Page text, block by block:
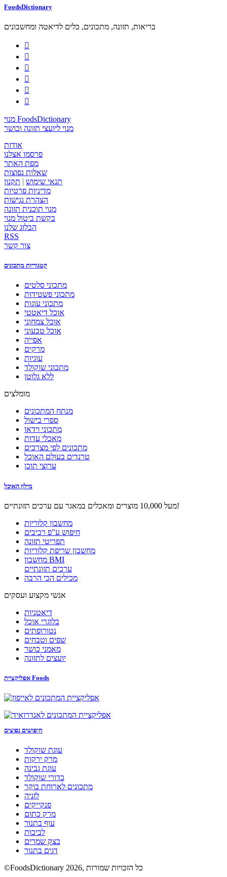
FoodsDictionary
בריאות, תזונה, מתכונים, כלים לדיאטה ומחשבונים






מנוי FoodsDictionary
מנוי ליועצי תזונה וכושר
אודות
פרסמו אצלנו
מפת האתר
שאלות נפוצות
תנאי שימוש | תקנון
מדיניות פרטיות
הצהרת נגישות
מנוי תוכנית תזונה
בקשת ביטול מנוי
הבלוג שלנו
RSS
צור קשר
קטגוריות מתכונים
מתכוני סלטים
מתכוני פשטידות
מתכוני עוגות
אוכל דיאטטי
אוכל צמחוני
אוכל טבעוני
אפייה
מרקים
עוגיות
מתכוני שוקולד
ללא גלוטן
מומלצים
מנתח המתכונים
ספרי בישול
מתכוני וידאו
מאכלי עדות
מתכונים לפי מצרכים
טרנדים בעולם האוכל
ערוצי תוכן
מילון האוכל
מעל 10,000 מוצרים ומאכלים במאגר עם ערכים תזונתיים!
מחשבון קלוריות
חיפוש ע"פ רכיבים
תפריטי תזונה
מחשבון שריפת קלוריות
מחשבון BMI
ערכים תזונתיים
מכילים הכי הרבה
אנשי מקצוע ועסקים
דיאטניות
בלוגרי אוכל
נטורופתים
שפים וטבחים
מאמני כושר
יועצים לתזונה
אפליקציית Foods
חיפושים נפוצים
עוגת שוקולד
מרק ירקות
עוגת גבינה
כדורי שוקולד
מתכונים לארוחת בוקר
לזניה
פנקייקים
מרק כתום
עוף בתנור
לביבות
בצק שמרים
דגים בתנור
©FoodsDictionary 2026, כל הזכויות שמורות